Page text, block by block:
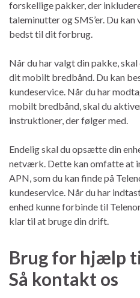
forskellige pakker, der
taleminutter og SMS’er. Du
bedst til dit forbrug.
Når du har valgt din pakke,
dit mobilt bredbånd. Du kan
kundeservice. Når du har
mobilt bredbånd, skal du
instruktioner, der følger med.
Endelig skal du opsætte din
netværk. Dette kan omfatte at
APN, som du kan finde på
kundeservice. Når du har
enhed kunne forbinde til
klar til at bruge din drift.
Brug for hjælp
Så kontakt os